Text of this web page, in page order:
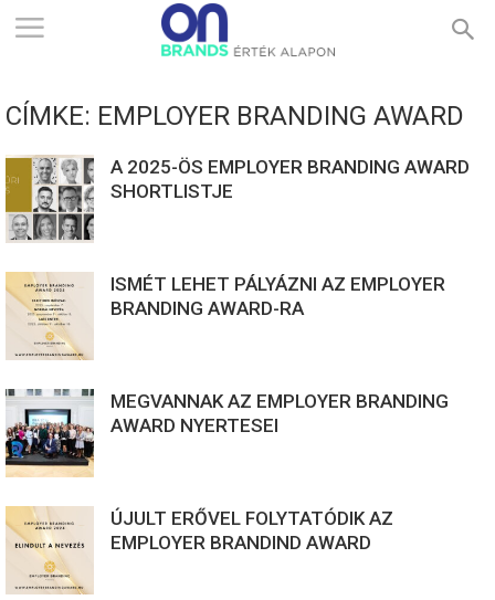
ONBRANDS
ÉRTÉK
ALAPON
CÍMKE: EMPLOYER BRANDING AWARD
A 2025-ÖS EMPLOYER BRANDING AWARD
SHORTLISTJE
ISMÉT LEHET PÁLYÁZNI AZ EMPLOYER
BRANDING AWARD-RA
MEGVANNAK AZ EMPLOYER BRANDING
AWARD NYERTESEI
ÚJULT ERŐVEL FOLYTATÓDIK AZ
EMPLOYER BRANDIND AWARD